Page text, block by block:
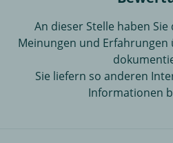
An dieser Stelle haben
Meinungen und Erfahrungen
Sie liefern so anderen
Informationen